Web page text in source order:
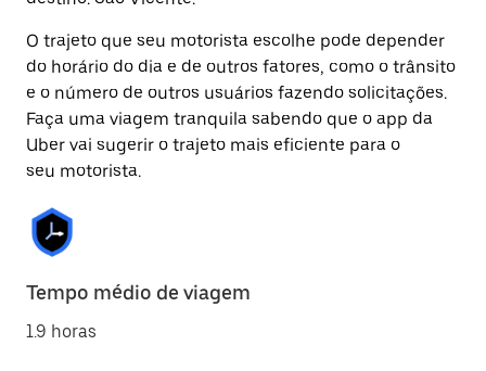
O trajeto que seu motorista escolhe pode depender
do horário do dia e de outros fatores, como o trânsito
e o número de outros usuários fazendo solicitações.
Faça uma viagem tranquila sabendo que o app da
Uber vai sugerir o trajeto mais eficiente para o
seu motorista.
Tempo médio de viagem
1.9 horas